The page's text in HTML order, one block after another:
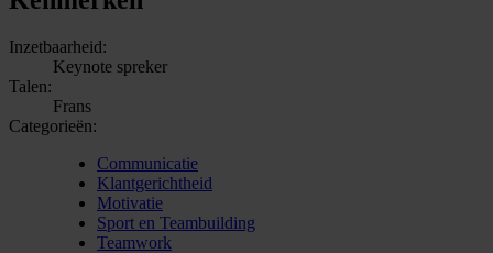
Inzetbaarheid:
Keynote spreker
Talen:
Frans
Categorieën:
Communicatie
Klantgerichtheid
Motivatie
Sport en Teambuilding
Teamwork